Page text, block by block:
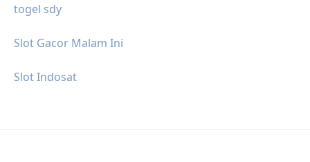
togel sdy
Slot Gacor Malam Ini
Slot Indosat